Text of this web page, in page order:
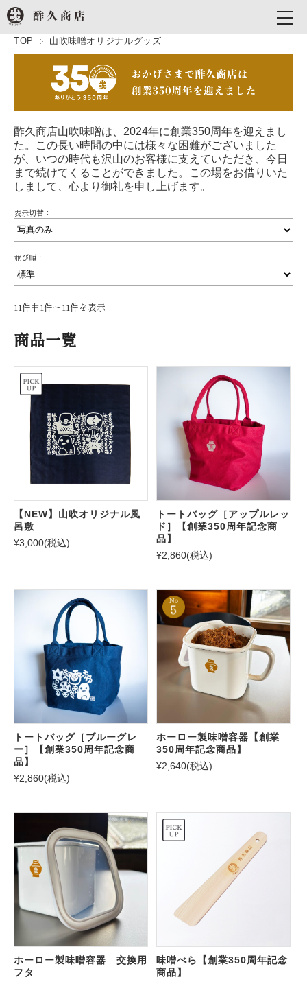
TOP 山吹味噌オリジナルグッズ
酢久商店山吹味噌は、2024年に創業350周年を迎えまし
た。この長い時間の中には様々な困難がございました
が、いつの時代も沢山のお客様に支えていただき、今日
まで続けてくることができました。この場をお借りいた
しまして、心より御礼を申し上げます。
表示切替：
並び順：
11件中1件〜11件を表示
商品一覧
【NEW】山吹オリジナル風
呂敷
¥3,000(税込)
トートバッグ［アップルレッ
ド］【創業350周年記念商
品】
¥2,860(税込)
トートバッグ［ブルーグレ
ー］【創業350周年記念商
品】
¥2,860(税込)
ホーロー製味噌容器【創業
350周年記念商品】
¥2,640(税込)
ホーロー製味噌容器 交換用
フタ
味噌べら【創業350周年記念
商品】